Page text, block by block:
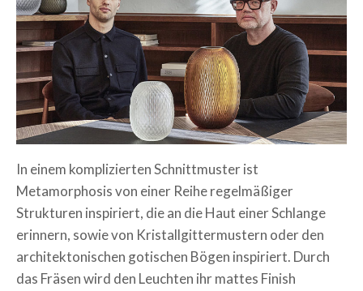
In einem komplizierten Schnittmuster ist
Metamorphosis von einer Reihe regelmäßiger
Strukturen inspiriert, die an die Haut einer Schlange
erinnern, sowie von Kristallgittermustern oder den
architektonischen gotischen Bögen inspiriert. Durch
das Fräsen wird den Leuchten ihr mattes Finish